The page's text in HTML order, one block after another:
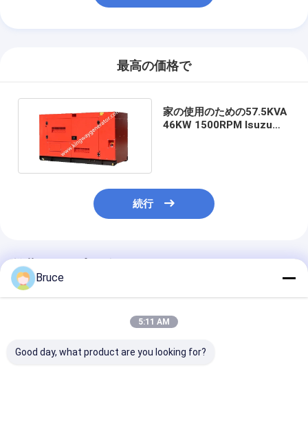
最高の価格で
家の使用のための57.5KVA
46KW 1500RPM Isuzuエ
続行
推薦されたプロダクト
Bruce
5:11 AM
Good day, what product are you looking for?